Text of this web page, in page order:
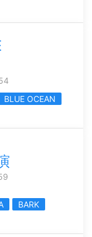
BLUE OCEAN
BARK